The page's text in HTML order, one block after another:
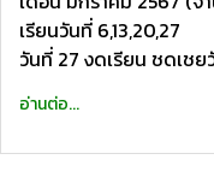
เรียนวันที่ 6,13,20,27
วันที่ 27 งดเรียน ชดเช
อ่านต่อ...